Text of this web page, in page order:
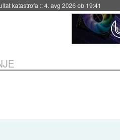
::4. avg 2026 ob 19:41